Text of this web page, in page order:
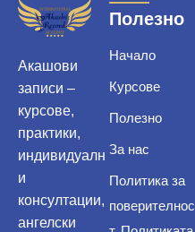
Акашови
записи –
курсове,
практики,
индивидуалн
и
консултации,
ангелски
Полезно
Начало
Курсове
Полезно
За нас
Политика за
поверителнос